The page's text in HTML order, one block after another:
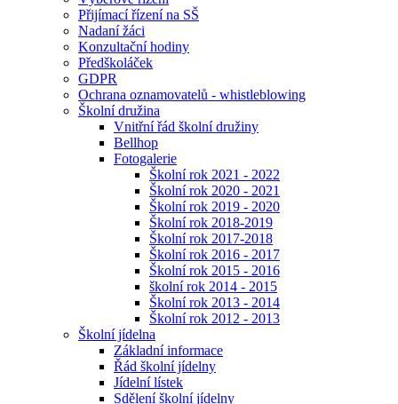
Přijímací řízení na SŠ
Nadaní žáci
Konzultační hodiny
Předškoláček
GDPR
Ochrana oznamovatelů - whistleblowing
Školní družina
Vnitřní řád školní družiny
Bellhop
Fotogalerie
Školní rok 2021 - 2022
Školní rok 2020 - 2021
Školní rok 2019 - 2020
Školní rok 2018-2019
Školní rok 2017-2018
Školní rok 2016 - 2017
Školní rok 2015 - 2016
školní rok 2014 - 2015
Školní rok 2013 - 2014
Školní rok 2012 - 2013
Školní jídelna
Základní informace
Řád školní jídelny
Jídelní lístek
Sdělení školní jídelny